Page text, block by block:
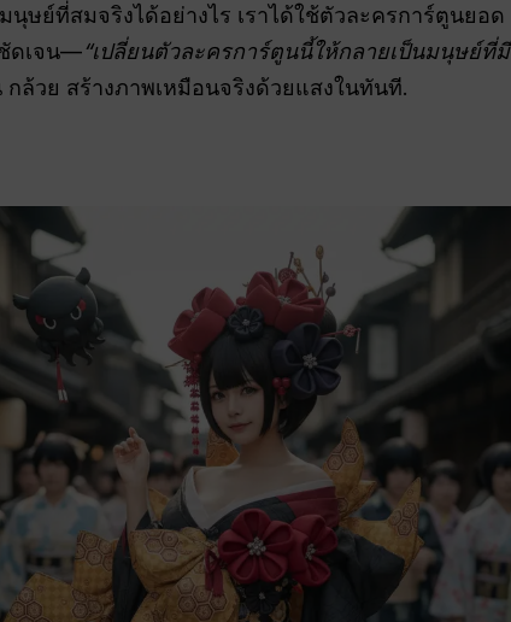
นุษย์ที่สมจริงได้อย่างไร เราได้ใช้ตัวละครการ์ตูนยอด
ดเจน—“เปลี่ยนตัวละครการ์ตูนนี้ให้กลายเป็นมนุษย์ที่มี
ล้วย สร้างภาพเหมือนจริงด้วยแสงในทันที.